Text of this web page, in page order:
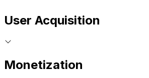
User Acquisition
Monetization